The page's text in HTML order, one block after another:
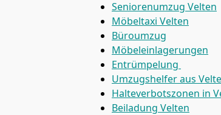
Seniorenumzug Velten
Möbeltaxi Velten
Büroumzug
Möbeleinlagerungen
Entrümpelung
Umzugshelfer aus
Halteverbotszonen in
Beiladung Velten